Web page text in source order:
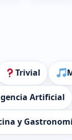
Trivial
Artificial
y